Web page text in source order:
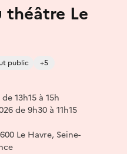
Le
public +5
13h15 à 15h
de 9h30 à 11h15
Le Havre, Seine-